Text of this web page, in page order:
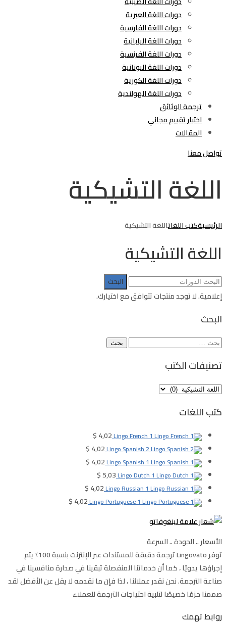
دورات اللغة العبرية
دورات اللغة الفارسية
دورات اللغة اليابانية
دورات اللغة الفرنسية
دورات اللغة اليونانية
دورات اللغة الكورية
دورات اللغة الهولندية
ترجمة الوثائق
اختبار تقييم مجاني
المقالات
تواصل معنا
اللغة التشيكية
الرئيسيةكتب اللغاتاللغة التشيكية
اللغة التشيكية
البحث
عن:
إعلامية.لا توجد منتجات تتوافق مع اختيارك.
البحث
البحث
تصنيفات الكتب
كتب اللغات
Lingo French 1
$4,02
Lingo Spanish 2
$4,02
Lingo Spanish 1
$4,02
Lingo Dutch 1
$5,03
Lingo Russian 1
$4,02
Lingo Portuguese 1
$4,02
الأسعار .. الجودة .. السرعة
توفر Lingovato ترجمة دقيقة للمستندات عبر الإنترنت بنسبة 100٪ يتم
إجراؤها يدويًا ، كما أن خدماتنا المنفصلة تبقينا في صدارة منافسينا في
صناعة الترجمة. نحن نقدر عملائنا ، لذا فإن ما نقدمه لا يقل عن الأفضل لقد
صممنا حزمًا خصيصًا لتلبية احتياجات الترجمة للعملاء
روابط تهمك